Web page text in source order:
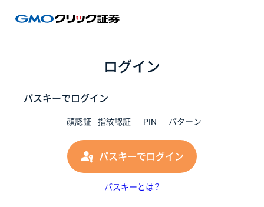
ログイン
パスキーでログイン
顔認証 指紋認証 PIN パターン
パスキーでログイン
パスキーとは？